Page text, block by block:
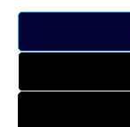
Gilly
gyo
Lancia